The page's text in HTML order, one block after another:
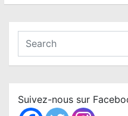
a
c
h
Suivez-nous sur